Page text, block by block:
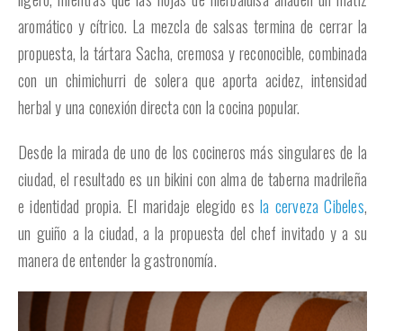
aromático y cítrico. La mezcla de salsas termina de cerrar la
propuesta, la tártara Sacha, cremosa y reconocible, combinada
con un chimichurri de solera que aporta acidez, intensidad
herbal y una conexión directa con la cocina popular.
Desde la mirada de uno de los cocineros más singulares de la
ciudad, el resultado es un bikini con alma de taberna madrileña
e identidad propia. El maridaje elegido esla cerveza Cibeles,
un guiño a la ciudad, a la propuesta del chef invitado y a su
manera de entender la gastronomía.